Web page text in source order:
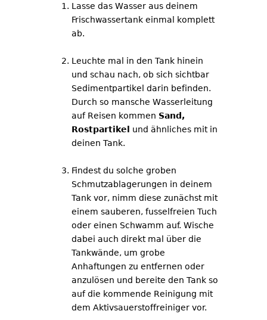
Lasse das Wasser aus deinem
Frischwassertank einmal komplett
ab.
Leuchte mal in den Tank hinein
und schau nach, ob sich sichtbar
Sedimentpartikel darin befinden.
Durch so mansche Wasserleitung
auf Reisen kommen Sand,
Rostpartikel
und ähnliches mit in
deinen Tank.
Findest du solche groben
Schmutzablagerungen in deinem
Tank vor, nimm diese zunächst mit
einem sauberen, fusselfreien Tuch
oder einen Schwamm auf. Wische
dabei auch direkt mal über die
Tankwände, um grobe
Anhaftungen zu entfernen oder
anzulösen und bereite den Tank so
auf die kommende Reinigung mit
dem Aktivsauerstoffreiniger vor.